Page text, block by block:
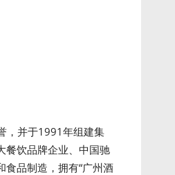
，并于1991年组建集
餐饮品牌企业、中国驰
品制造，拥有“广州酒